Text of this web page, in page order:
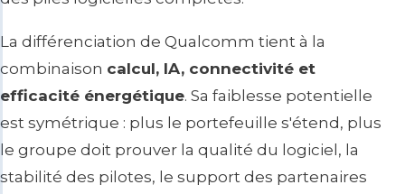
La différenciation de Qualcomm tient à la
combinaison calcul, IA, connectivité et
efficacité énergétique. Sa faiblesse potentielle
est symétrique : plus le portefeuille s'étend, plus
le groupe doit prouver la qualité du logiciel, la
stabilité des pilotes, le support des partenaires